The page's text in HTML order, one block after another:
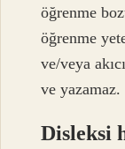
öğrenme
öğrenme
ve/veya
ve yazamaz.
Disleksi